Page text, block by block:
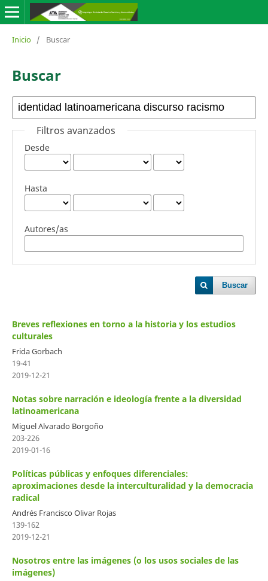
Inicio / Buscar
Buscar
Filtros avanzados
Desde
Hasta
Autores/as
Buscar
Breves reflexiones en torno a la historia y los estudios
culturales
Frida Gorbach
19-41
2019-12-21
Notas sobre narración e ideología frente a la diversidad
latinoamericana
Miguel Alvarado Borgoño
203-226
2019-01-16
Políticas públicas y enfoques diferenciales:
aproximaciones desde la interculturalidad y la democracia
radical
Andrés Francisco Olivar Rojas
139-162
2019-12-21
Nosotros entre las imágenes (o los usos sociales de las
imágenes)